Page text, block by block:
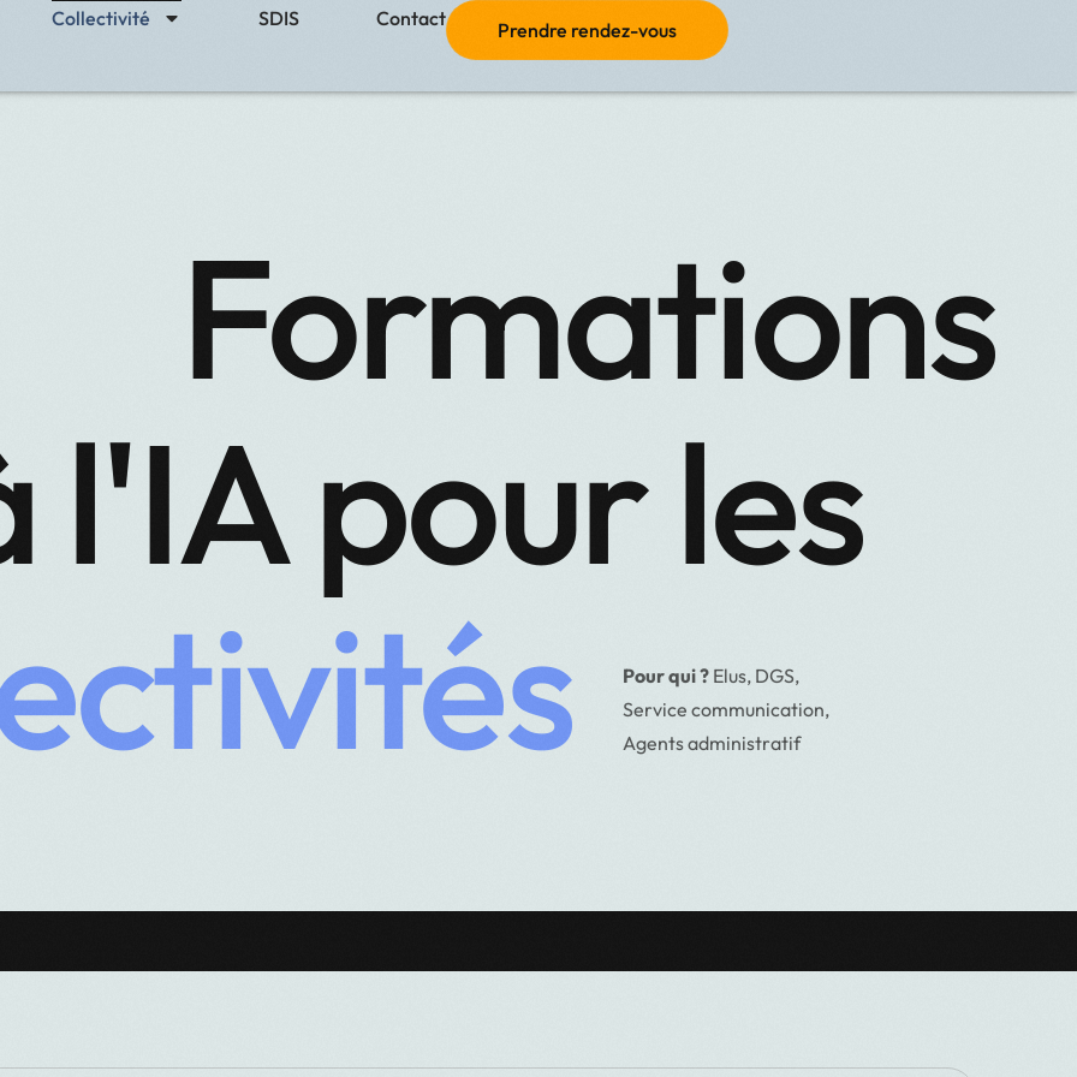
Collectivité SDIS Contact Prendre rendez-vous
Formations
l'IA pour les
Pourqui? Elus, DGS,
Service communication,
Agentsadministratif